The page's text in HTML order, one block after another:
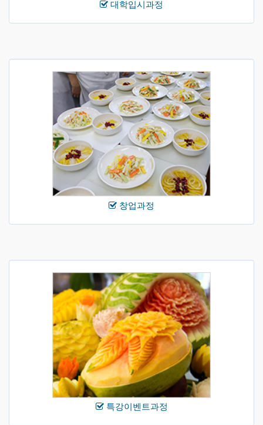
대학입시과정
창업과정
특강이벤트과정